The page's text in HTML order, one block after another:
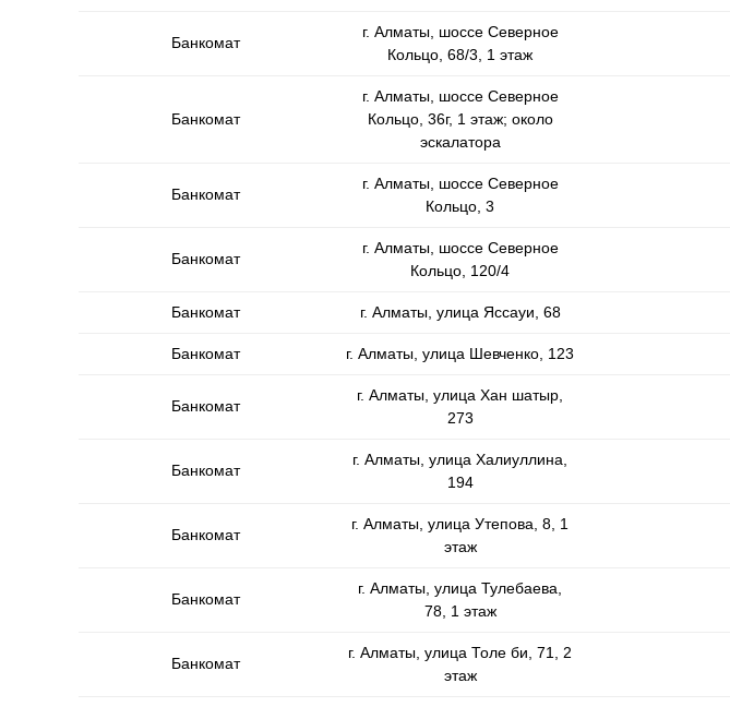
Банкомат
г. Алматы, шоссе Северное
Кольцо, 68/3, 1 этаж
Банкомат
г. Алматы, шоссе Северное
Кольцо, 36г, 1 этаж; около
эскалатора
Банкомат
г. Алматы, шоссе Северное
Кольцо, 3
Банкомат
г. Алматы, шоссе Северное
Кольцо, 120/4
Банкомат г. Алматы, улица Яссауи, 68
Банкомат г. Алматы, улица Шевченко, 123
Банкомат
г. Алматы, улица Хан шатыр,
273
Банкомат
г. Алматы, улица Халиуллина,
194
Банкомат
г. Алматы, улица Утепова, 8, 1
этаж
Банкомат
г. Алматы, улица Тулебаева,
78, 1 этаж
Банкомат
г. Алматы, улица Толе би, 71, 2
этаж